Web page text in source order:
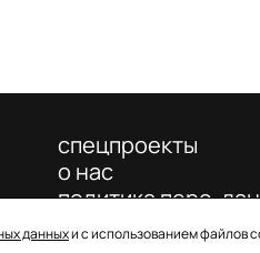
данныхи с использованием файлов
спецпроекты
о нас
политика перс.